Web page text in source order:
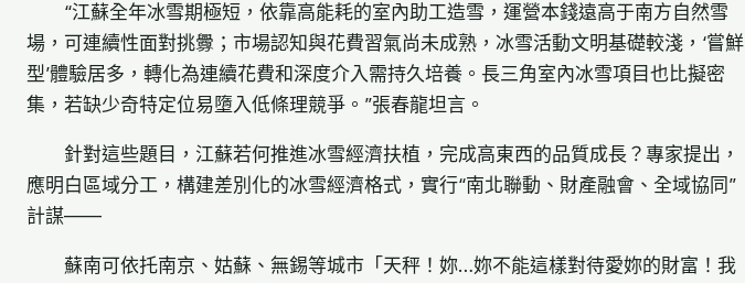
“江蘇全年冰雪期極短，依靠高能耗的室內助工造雪，運營本錢遠高于南方自然雪
場，可連續性面對挑釁；市場認知與花費習氣尚未成熟，冰雪活動文明基礎較淺，‘嘗鮮
型’體驗居多，轉化為連續花費和深度介入需持久培養。長三角室內冰雪項目也比擬密
集，若缺少奇特定位易墮入低條理競爭。”張春龍坦言。
針對這些題目，江蘇若何推進冰雪經濟扶植，完成高東西的品質成長？專家提出，
應明白區域分工，構建差別化的冰雪經濟格式，實行“南北聯動、財產融會、全域協同”
計謀——
蘇南可依托南京、姑蘇、無錫等城市「天秤！妳…妳不能這樣對待愛妳的財富！我